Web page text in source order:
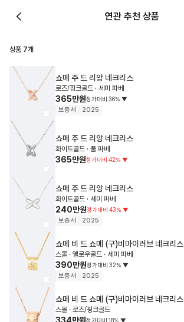
연관 추천 상품
상품 7개
쇼메 주 드 리앙 네크리스
로즈/핑크골드 · 세미 파베
365만원정가대비 36% ▼
보증서 2025
쇼메 주 드 리앙 네크리스
화이트골드 · 풀 파베
365만원정가대비 42% ▼
쇼메 주 드 리앙 네크리스
화이트골드 · 세미 파베
240만원정가대비 43% ▼
보증서 2025
쇼메 비 드 쇼메 (구)비마이러브 네크리스
스몰 · 옐로우골드 · 세미 파베
390만원정가대비 32% ▼
보증서 2025
쇼메 비 드 쇼메 (구)비마이러브 네크리스
스몰 · 로즈/핑크골드
정가대비 18% ▼